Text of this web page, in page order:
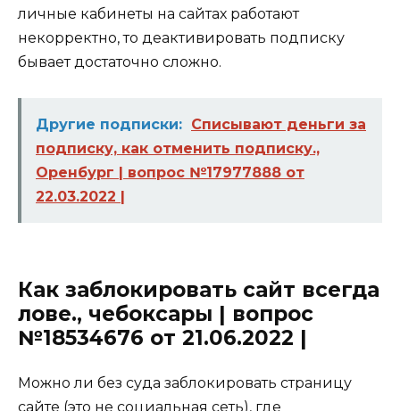
личные кабинеты на сайтах работают
некорректно, то деактивировать подписку
бывает достаточно сложно.
Другие подписки: Списывают деньги за
подписку, как отменить подписку.,
Оренбург | вопрос №17977888 от
22.03.2022 |
Как заблокировать сайт всегда
лове., чебоксары | вопрос
№18534676 от 21.06.2022 |
Можно ли без суда заблокировать страницу
сайте (это не социальная сеть), где